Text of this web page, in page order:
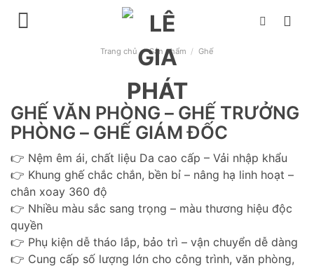
đến
Trang chủ / Sản phẩm / Ghế
GHẾ VĂN PHÒNG – GHẾ TRƯỞNG
PHÒNG – GHẾ GIÁM ĐỐC
👉 Nệm êm ái, chất liệu Da cao cấp – Vải nhập khẩu
👉 Khung ghế chắc chắn, bền bỉ – nâng hạ linh hoạt –
chân xoay 360 độ
👉 Nhiều màu sắc sang trọng – màu thương hiệu độc
quyền
👉 Phụ kiện dễ tháo lắp, bảo trì – vận chuyển dễ dàng
👉 Cung cấp số lượng lớn cho công trình, văn phòng,